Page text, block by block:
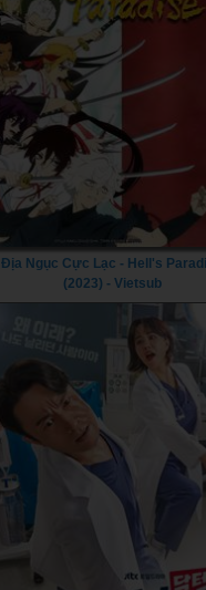
Địa Ngục Cực Lạc - Hell's
(2023) - Vietsub